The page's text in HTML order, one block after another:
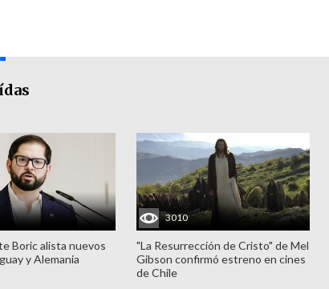
Boric alista nuevos
y Alemania
3010
"La Resurrección de Cristo" de Mel
Gibson confirmó estreno en cines
de Chile